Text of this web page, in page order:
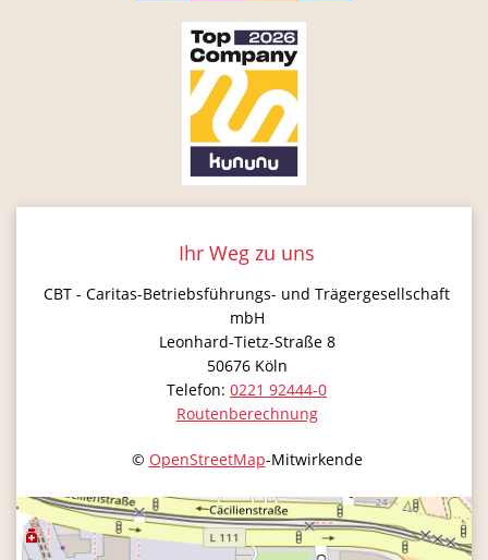
Ihr Weg zu uns
CBT - Caritas-Betriebsführungs- und Trägergesellschaft
mbH
Leonhard-Tietz-Straße 8
50676 Köln
Telefon: 0221 92444-0
Routenberechnung
© OpenStreetMap-Mitwirkende